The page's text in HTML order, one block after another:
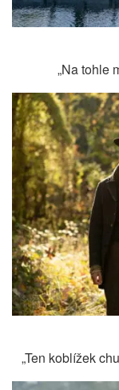
„Na tohle
„Ten koblížek